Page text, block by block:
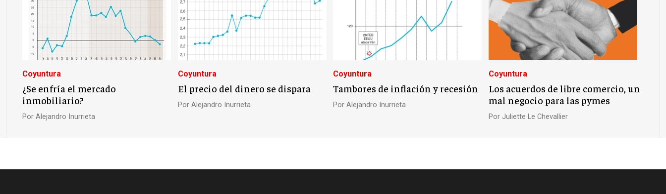
Coyuntura
¿Se enfría el mercado
inmobiliario?
Por Alejandro Inurrieta
Coyuntura
El precio del dinero se dispara
Por Alejandro Inurrieta
Coyuntura
Tambores de inflación y recesión
Por Alejandro Inurrieta
Coyuntura
Los acuerdos de libre comercio, un
mal negocio para las pymes
Por Juliette Le Chevallier